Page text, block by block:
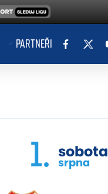
PARTNEŘI
1. sobota
srpna